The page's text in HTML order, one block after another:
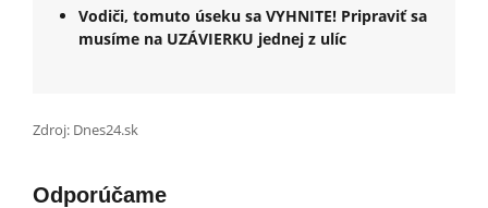
Vodiči, tomuto úseku sa VYHNITE! Pripraviť sa
musíme na UZÁVIERKU jednej z ulíc
Zdroj: Dnes24.sk
Odporúčame